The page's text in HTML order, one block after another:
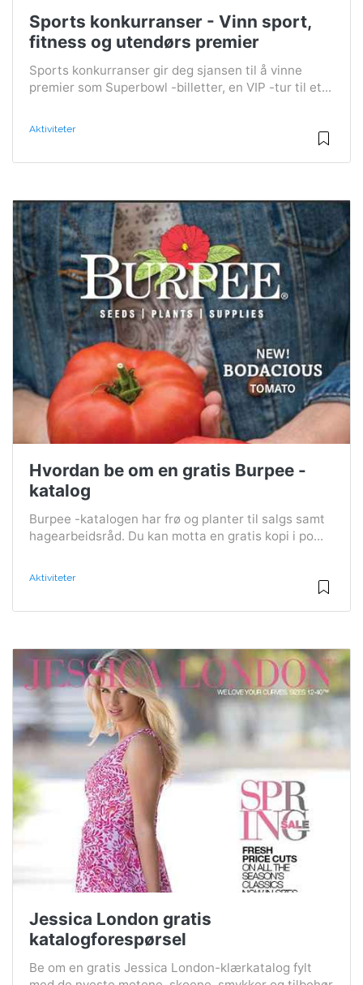
Sports konkurranser - Vinn sport,
fitness og utendørs premier
Sports konkurranser gir deg sjansen til å vinne
premier som Superbowl -billetter, en VIP -tur til et...
Aktiviteter
Hvordan be om en gratis Burpee -
katalog
Burpee -katalogen har frø og planter til salgs samt
hagearbeidsråd. Du kan motta en gratis kopi i po...
Aktiviteter
Jessica London gratis
katalogforespørsel
Be om en gratis Jessica London-klærkatalog fylt